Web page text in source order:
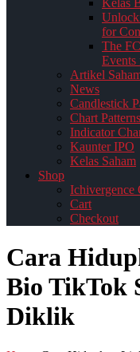
Kelas
for
The
Artikel
News
Candlestick
Chart Patterns
Indicator
Kaunter IPO
Kelas Saham
Shop
Ichivergence
Cart
Checkout
Cara
Bio TikTok
Diklik